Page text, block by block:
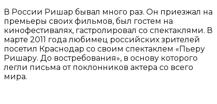
В России Ришар бывал много раз. Он приезжал на
премьеры своих фильмов, был гостем на
кинофестивалях, гастролировал со спектаклями. В
марте 2011 года любимец российских зрителей
посетил Краснодар со своим спектаклем «Пьеру
Ришару. До востребования», в основу которого
легли письма от поклонников актера со всего
мира.